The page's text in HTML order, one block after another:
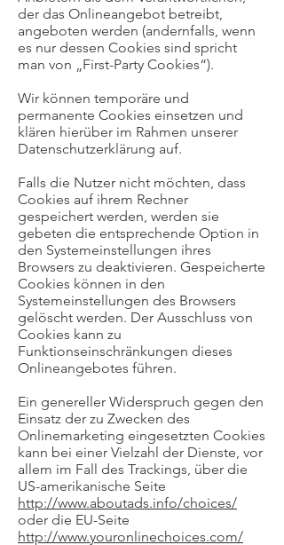
der das Onlineangebot betreibt,
angeboten werden (andernfalls, wenn
es nur dessen Cookies sind spricht
man von „First-Party Cookies“).
Wir können temporäre und
permanente Cookies einsetzen und
klären hierüber im Rahmen unserer
Datenschutzerklärung auf.
Falls die Nutzer nicht möchten, dass
Cookies auf ihrem Rechner
gespeichert werden, werden sie
gebeten die entsprechende Option in
den Systemeinstellungen ihres
Browsers zu deaktivieren. Gespeicherte
Cookies können in den
Systemeinstellungen des Browsers
gelöscht werden. Der Ausschluss von
Cookies kann zu
Funktionseinschränkungen dieses
Onlineangebotes führen.
Ein genereller Widerspruch gegen den
Einsatz der zu Zwecken des
Onlinemarketing eingesetzten Cookies
kann bei einer Vielzahl der Dienste, vor
allem im Fall des Trackings, über die
US-amerikanische Seite
http://www.aboutads.info/choices/
oder die EU-Seite
http://www.youronlinechoices.com/